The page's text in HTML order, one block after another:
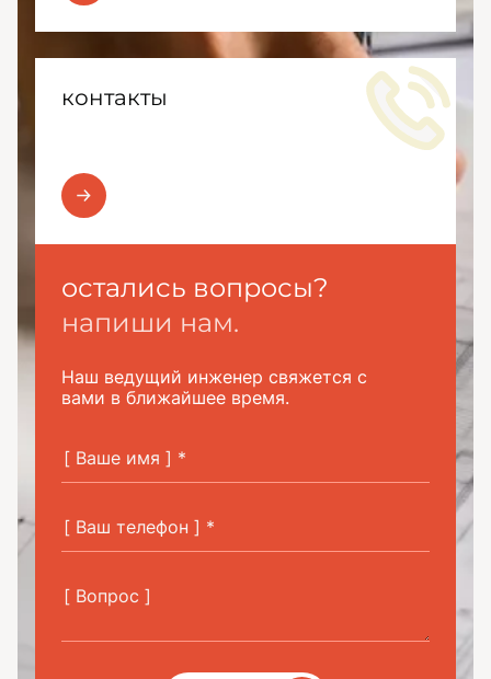
контакты
остались вопросы?
напиши нам.
Наш ведущий инженер свяжется с
вами в ближайшее время.